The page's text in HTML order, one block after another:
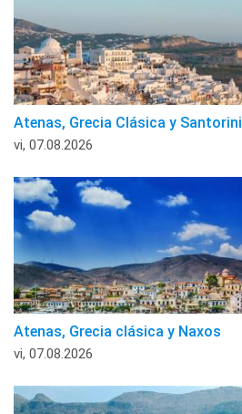
Atenas, Grecia Clásica y Santorini
vi, 07.08.2026
Atenas, Grecia clásica y Naxos
vi, 07.08.2026